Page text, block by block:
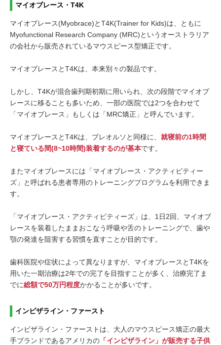
マイオブレース・T4K
マイオブレース(Myobrace)とT4K(Trainer for Kids)は、ともに
Myofunctional Research Company (MRC)というオーストラリア
の会社から販売されているマウスピース型矯正です。
マイオブレースとT4Kは、本来別々の製品です。
しかし、T4Kが混合歯列期初期に用いられ、次の段階でマイオブ
レースに移ることも多いため、一部の医院では2つを合わせて
「マイオブレース」もしくは「MRC矯正」と呼んでいます。
マイオブレースとT4Kは、プレオルソと同様に、 就寝前の1時間
と寝ている間(8~10時間)装着するのが基本です。
またマイオブレースには「マイオブレース・アクティビティー
ズ」と呼ばれる患者専用のトレーニングプログラムを利用できま
す。
「マイオブレース・アクティビティーズ」は、1日2回、マイオブ
レースを装着したままおこなう呼吸や舌のトレーニングで、歯や
顎の発達を阻害する習慣を直すことが目的です。
歯科医院や症状によって異なりますが、マイオブレースとT4Kを
用いた一期治療は2年での完了を目指すことが多く、治療完了ま
でに総額で50万円程度かかることが多いです。
インビザライン・ファースト
インビザライン・ファーストは、大人のマウスピース矯正の最大
手ブランドであるアメリカの 「インビザライン」が販売する子供